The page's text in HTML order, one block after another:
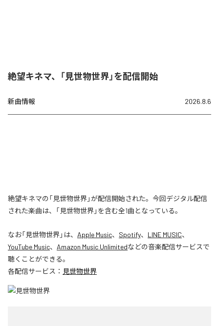
絶望キネマ、「見世物世界」を配信開始
新曲情報 2026.8.6
絶望キネマの「見世物世界」が配信開始された。今回デジタル配信
された楽曲は、「見世物世界」を含む全1曲となっている。
なお「見世物世界」は、 Apple Music、 Spotify、 LINE MUSIC、
YouTube Music、 Amazon Music Unlimitedなどの音楽配信サービスで
聴くことができる。
各配信サービス： 見世物世界